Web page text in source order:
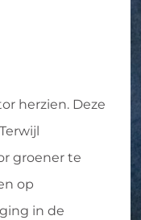
herzien. Deze
groener te
op
in de